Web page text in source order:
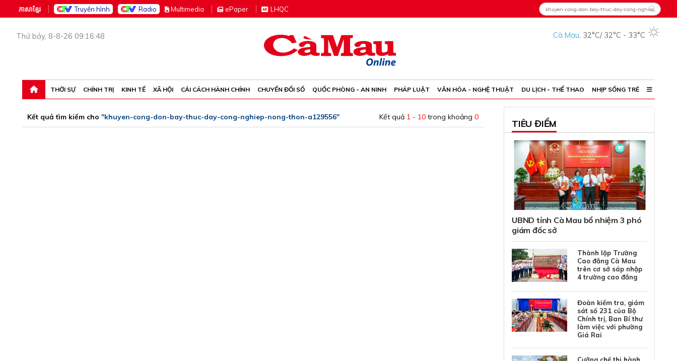
ភាសាខ្មែរ Truyền hình Radio Multimedia ePaper LHQC
Thứ bảy, 8-8-26 09:16:48 Cà Mau, 32°C/ 32°C - 33°C
THỜI SỰ CHÍNH TRỊ KINH TẾ XÃ HỘI CẢI CÁCH HÀNH CHÍNH CHUYỂN ĐỔI SỐ QUỐC PHÒNG - AN NINH PHÁP LUẬT VĂN HÓA - NGHỆ THUẬT DU LỊCH - THỂ THAO NHỊP SỐNG TRẺ
Kết quả tìm kiếm cho "khuyen-cong-don-bay-thuc-day-cong-nghiep-nong-thon-a129556" Kết quả 1 - 10 trong khoảng 0
TIÊU ĐIỂM
UBND tỉnh Cà Mau bổ nhiệm 3 phó
giám đốc sở
Thành lập Trường
Cao đẳng Cà Mau
trên cơ sở sáp nhập
4 trường cao đẳng
Đoàn kiểm tra, giám
sát số 231 của Bộ
Chính trị, Ban Bí thư
làm việc với phường
Giá Rai